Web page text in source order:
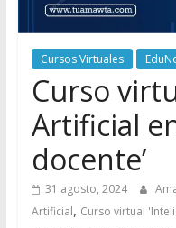
Cursos Virtuales
Curso
Artificial
docente’
31 agosto, 2024
Artificial, Curso virtual